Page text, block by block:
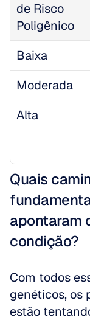
de Risco
Poligênico
Baixa
Moderada
Alta
Quais
apontaram
condição?
Com todos
genéticos, os
estão